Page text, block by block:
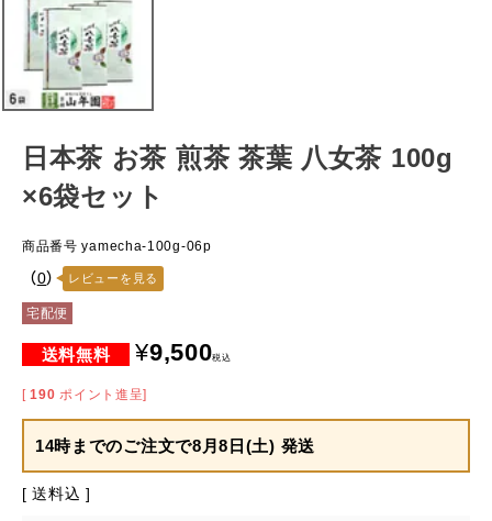
日本茶 お茶 煎茶 茶葉 八女茶 100g
×6袋セット
商品番号 yamecha-100g-06p
（0） レビューを見る
宅配便
¥9,500税込
[ 190 ポイント進呈]
14時までのご注文で8月8日(土) 発送
送料込